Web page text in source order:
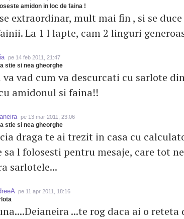
amidon in loc de faina !
extraordinar, mult mai fin , si se
La 1 l lapte, cam 2 linguri
pe 14 feb 2011, 21:47
stie si nea gheorghe
va vad cum va descurcati cu sarlote
amidonul si faina!!
pe 13 mar 2011, 23:06
stie si nea gheorghe
draga te ai trezit in casa cu
sa l folosesti pentru mesaje, care tot
sarlotele...
pe 11 apr 2011, 18:16
...te rog daca ai o